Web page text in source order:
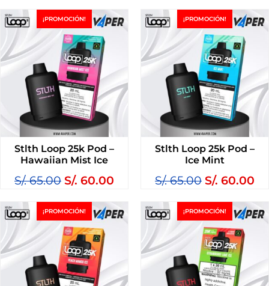
¡PROMOCIÓN!
Stlth Loop 25k Pod –
Hawaiian Mist Ice
S/.65.00 S/. 60.00
¡PROMOCIÓN!
Stlth Loop 25k Pod –
Ice Mint
S/.65.00 S/. 60.00
¡PROMOCIÓN! ¡PROMOCIÓN!